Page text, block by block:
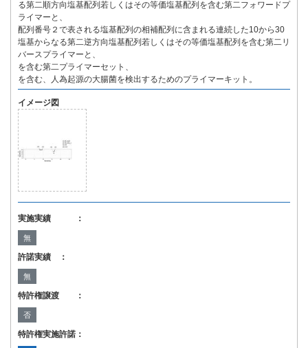
る第二順方向塩基配列若しくはその等価塩基配列を含む第二フォワードプ
ライマーと、
配列番号２で表される塩基配列の相補配列に含まれる連続した10から30
塩基からなる第二逆方向塩基配列若しくはその等価塩基配列を含む第二リ
バースプライマーと、
を含む第二プライマーセット、
を含む、人為起源の大腸菌を検出するためのプライマーキット。
イメージ図
実施実績 ：
無
許諾実績 ：
無
特許権譲渡 ：
否
特許権実施許諾：